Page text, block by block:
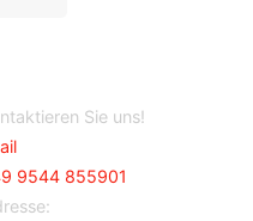
Sie uns!
9544 855901